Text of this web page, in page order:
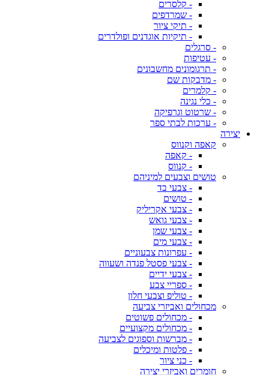
- קלסרים
- שמרדפים
- תיקי ציור
- תיקיות אוגדנים ופולדרים
- סרגלים
- עטיפות
- תרגומונים מחשבונים
- מדבקות שם
- קלמרים
- כלי נגינה
- שרטוט וגרפיקה
- ערכות לבתי ספר
יצירה
קאפה וקנווס
- קאפה
- קנווס
טושים וצבעים למיניהם
- צבעי בד
- טושים
- צבעי אקריליק
- צבעי גואש
- צבעי שמן
- צבעי מים
- עפרונות צבעוניים
- צבעי פסטל פנדה ושעווה
- צבעי ידיים
- ספריי צבע
- טוליפ וצבעי חלון
מכחולים ואביזרי צביעה
- מכחולים פשוטים
- מכחולים מקצועיים
- מברשות וספוגים לצביעה
- פלטות ומיכלים
- כני ציור
חומרים ואביזרי יצירה